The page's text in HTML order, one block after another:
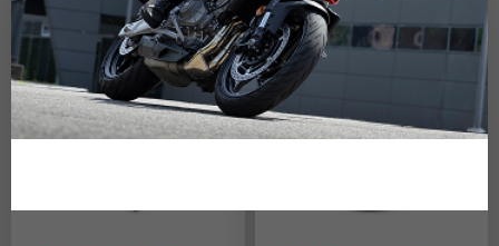
NOUVEAU
Anglais
Italien
Spain, Germany, Netherlands, France, Belgium
Anglais
Allemand